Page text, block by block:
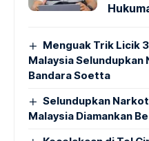
Menguak Trik Licik
Malaysia
Bandara Soetta
Selundupkan
Malaysia Diamankan